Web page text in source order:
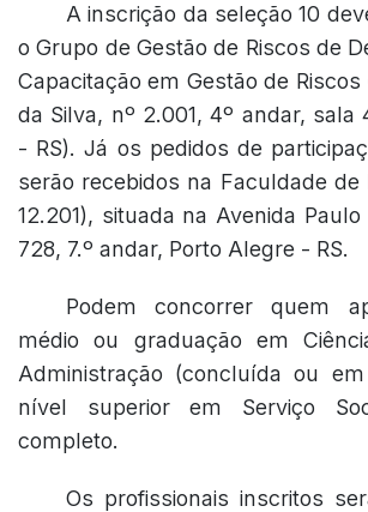
A inscrição da seleção 10
o Grupo de Gestão de Riscos de
Capacitação em Gestão de
da Silva, nº 2.001, 4º andar, sala
- RS). Já os pedidos de
serão recebidos na Faculdade de
12.201), situada na Avenida
728, 7.º andar, Porto Alegre - RS.
Podem concorrer quem
médio ou graduação em
Administração (concluída ou
nível superior em Serviço
completo.
Os profissionais inscritos